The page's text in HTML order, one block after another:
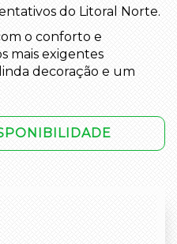
do Litoral Norte.
o conforto e
mais exigentes
decoração e um